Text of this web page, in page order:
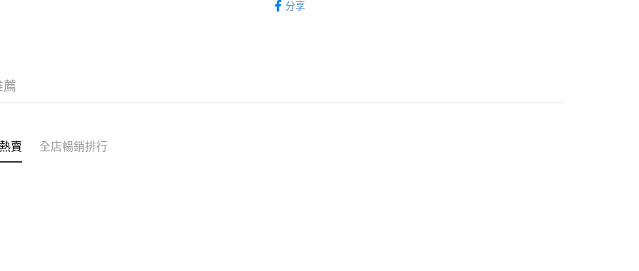
分享
薦
賣 全店暢銷排行